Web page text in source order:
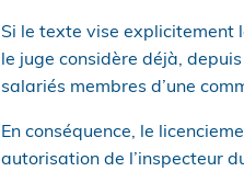
Si le texte vise explicitement
le juge considère déjà,
salariés membres d’une
En conséquence, le
autorisation de l’inspecteur